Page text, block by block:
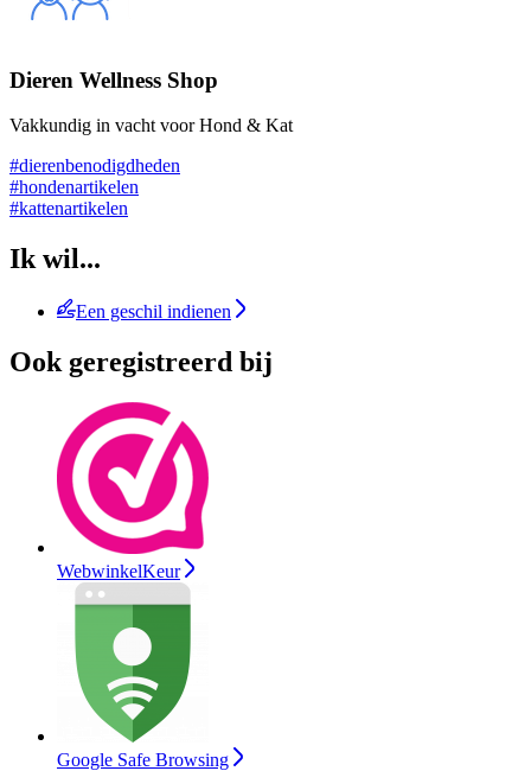
Dieren Wellness Shop
Vakkundig in vacht voor Hond & Kat
#dierenbenodigdheden
#hondenartikelen
#kattenartikelen
Ik wil...
Een geschil indienen
Ook geregistreerd bij
WebwinkelKeur
Google Safe Browsing